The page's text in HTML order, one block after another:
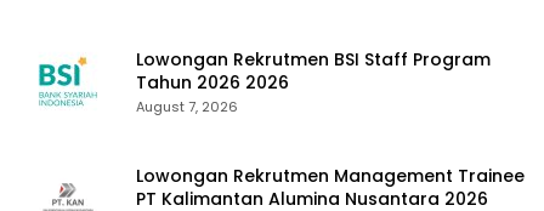
Lowongan Rekrutmen BSI Staff Program
Tahun 2026 2026
August 7, 2026
Lowongan Rekrutmen Management Trainee
PT Kalimantan Alumina Nusantara 2026